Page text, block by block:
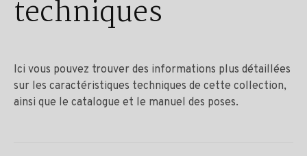
techniques
Ici vous pouvez trouver des informations plus détaillées
sur les caractéristiques techniques de cette collection,
ainsi que le catalogue et le manuel des poses.